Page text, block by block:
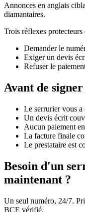
Annonces en anglais
diamantaires.
Trois réflexes
Demander le
Exiger un devis
Refuser le
Avant de
Le serrurier vous
Un devis écrit
Aucun paiement
La facture finale
Le prestataire est
Besoin d'un
maintenant ?
Un seul numéro, 24/7.
BCE vérifié.